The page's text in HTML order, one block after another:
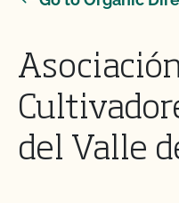
del Valle